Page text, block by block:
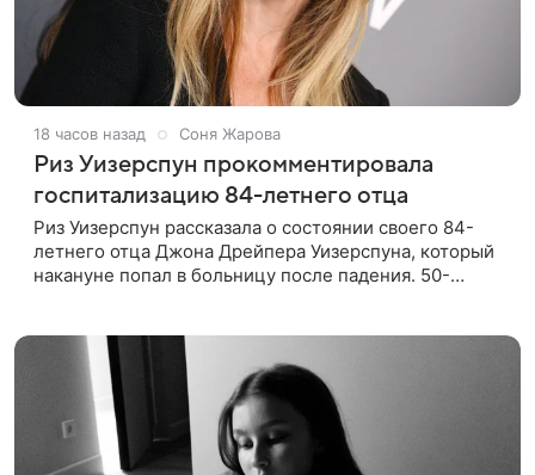
18 часов назад Соня Жарова
Риз Уизерспун прокомментировала
госпитализацию 84-летнего отца
Риз Уизерспун рассказала о состоянии своего 84-
летнего отца Джона Дрейпера Уизерспуна, который
накануне попал в больницу после падения. 50-